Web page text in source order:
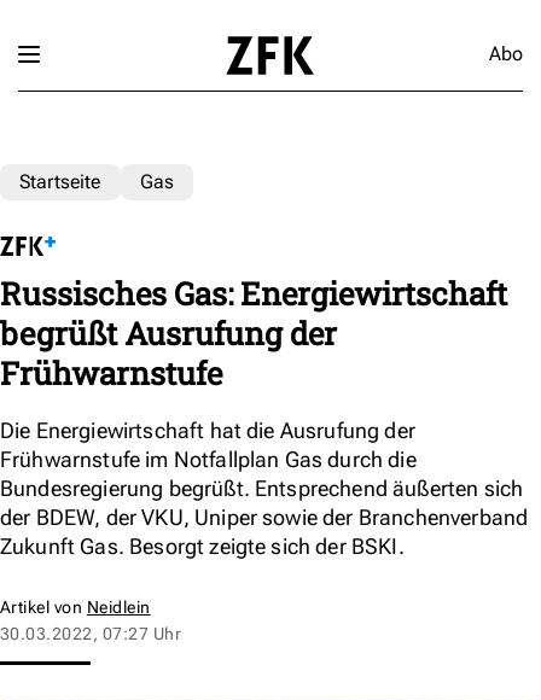
Abo
Startseite Gas
Russisches Gas: Energiewirtschaft
begrüßt Ausrufung der
Frühwarnstufe
Die Energiewirtschaft hat die Ausrufung der
Frühwarnstufe im Notfallplan Gas durch die
Bundesregierung begrüßt. Entsprechend äußerten sich
der BDEW, der VKU, Uniper sowie der Branchenverband
Zukunft Gas. Besorgt zeigte sich der BSKI.
Artikel von Neidlein
30.03.2022, 07:27 Uhr